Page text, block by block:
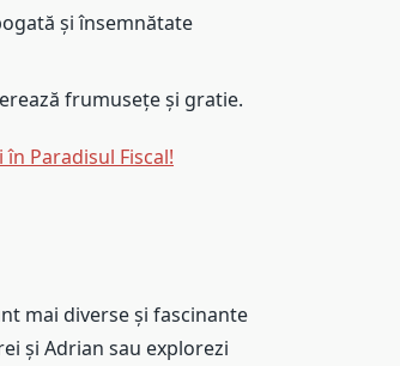
și însemnătate
frumusețe și gratie.
Paradisul Fiscal!
mai diverse și fascinante
și Adrian sau explorezi